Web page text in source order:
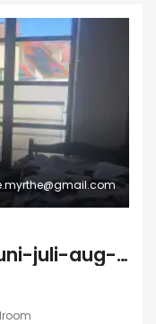
Kot Jette (UZ Brussel) juni-juli-aug-sept 2026